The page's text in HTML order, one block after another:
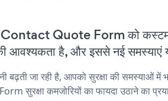
Contact Quote Form को
है, और इससे नई समस्याएं
जा रही है, आपको सुरक्षा की समस्याओं में
सुरक्षा कमजोरियों का फायदा उठाने का